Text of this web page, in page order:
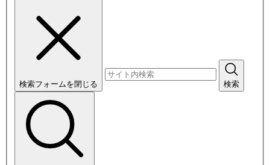
検索フォームを閉じる 検索